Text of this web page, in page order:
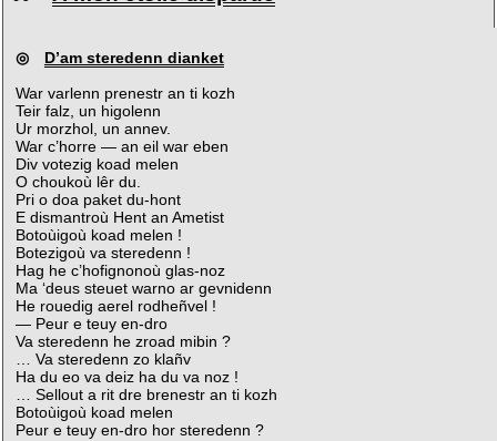
◎ D’am steredenn dianket
War varlenn prenestr an ti kozh
Teir falz, un higolenn
Ur morzhol, un annev.
War c’horre — an eil war eben
Div votezig koad melen
O choukoù lêr du.
Pri o doa paket du-hont
E dismantroù Hent an Ametist
Botoùigoù koad melen !
Botezigoù va steredenn !
Hag he c’hofignonoù glas-noz
Ma ‘deus steuet warno ar gevnidenn
He rouedig aerel rodheñvel !
— Peur e teuy en-dro
Va steredenn he zroad mibin ?
… Va steredenn zo klañv
Ha du eo va deiz ha du va noz !
… Sellout a rit dre brenestr an ti kozh
Botoùigoù koad melen
Peur e teuy en-dro hor steredenn ?